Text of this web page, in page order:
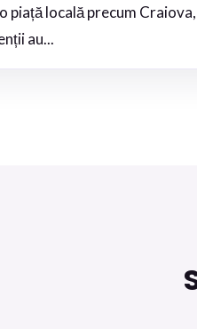
piață locală precum
au...